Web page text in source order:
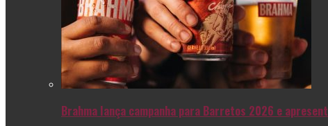
Brahma lança campanha para Barretos 2026 e